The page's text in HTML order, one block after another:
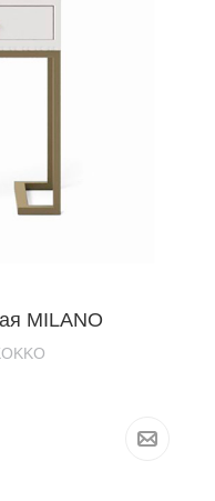
MILANO